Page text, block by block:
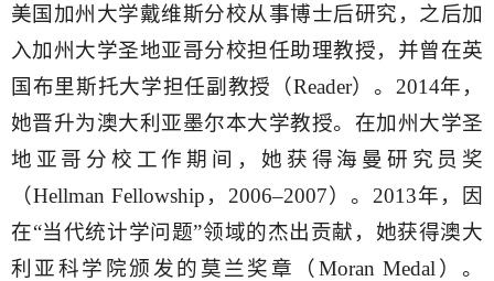
美国加州大学戴维斯分校从事博士后研究，之后加
入加州大学圣地亚哥分校担任助理教授，并曾在英
国布里斯托大学担任副教授（Reader）。2014年，
她晋升为澳大利亚墨尔本大学教授。在加州大学圣
地亚哥分校工作期间，她获得海曼研究员奖
（Hellman Fellowship，2006–2007）。2013年，因
在“当代统计学问题”领域的杰出贡献，她获得澳大
利亚科学院颁发的莫兰奖章（Moran Medal）。